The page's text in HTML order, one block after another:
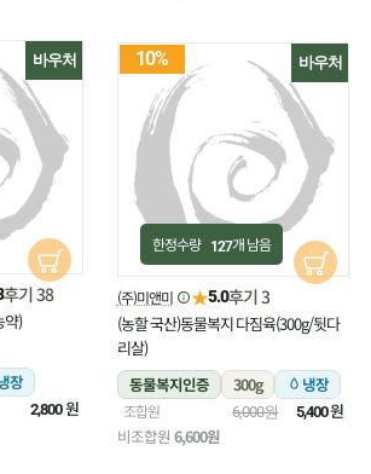
바우처
후기 38
약)
장
2,800원
바우처
10%
한정수량 127개 남음
(주)미앤미 ★5.0후기 3
(농할 국산)동물복지 다짐육(300g/뒷다
리살)
동물복지인증
300g 냉장
조합원 6,000원 5,400원
비조합원 6,600원